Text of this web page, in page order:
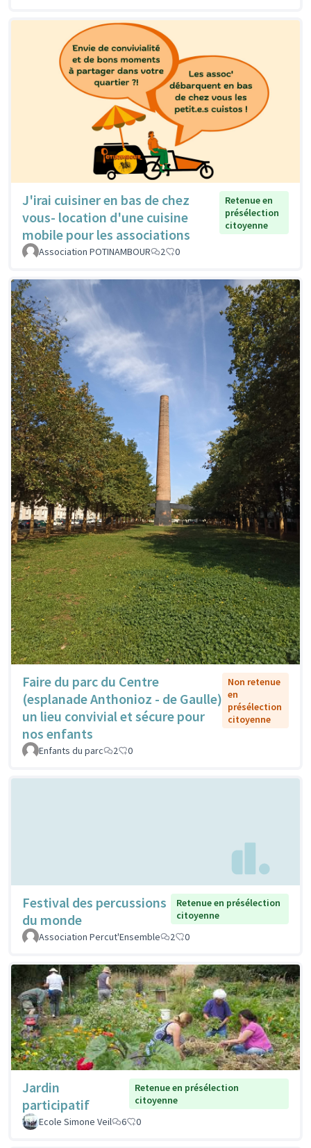
J'irai cuisiner en bas de chez
vous- location d'une cuisine
mobile pour les associations
Retenue en
présélection
citoyenne
Association POTINAMBOUR 2 0
Faire du parc du Centre
(esplanade Anthonioz - de Gaulle)
un lieu convivial et sécure pour
nos enfants
Non retenue
en
présélection
citoyenne
Enfants du parc 2 0
Festival des percussions
du monde
Retenue en présélection
citoyenne
Association Percut'Ensemble
2 0
Jardin
participatif
Retenue en présélection
citoyenne
Ecole Simone Veil
6 0